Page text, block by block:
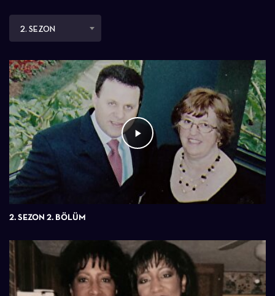
2. SEZON
2. SEZON 2. BÖLÜM